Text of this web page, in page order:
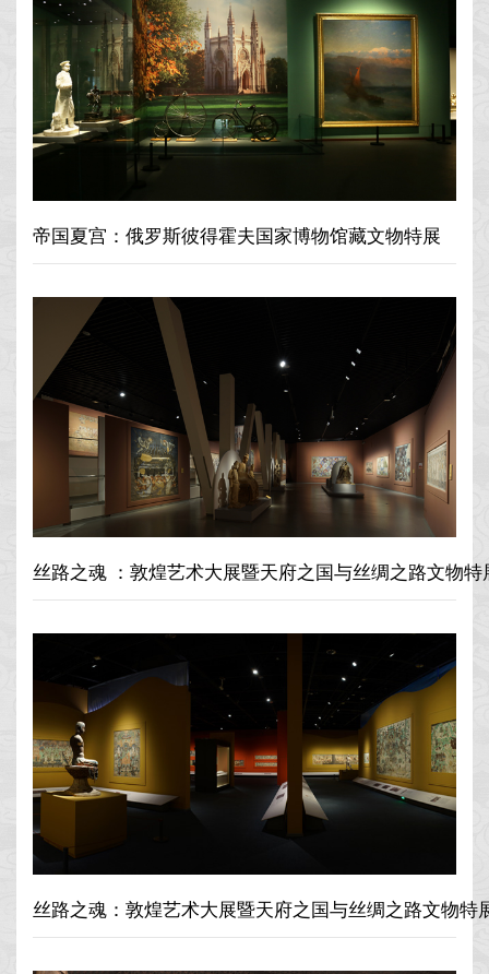
帝国夏宫：俄罗斯彼得霍夫国家博物馆藏文物特展
丝路之魂 ：敦煌艺术大展暨天府之国与丝绸之路文物
丝路之魂：敦煌艺术大展暨天府之国与丝绸之路文物特